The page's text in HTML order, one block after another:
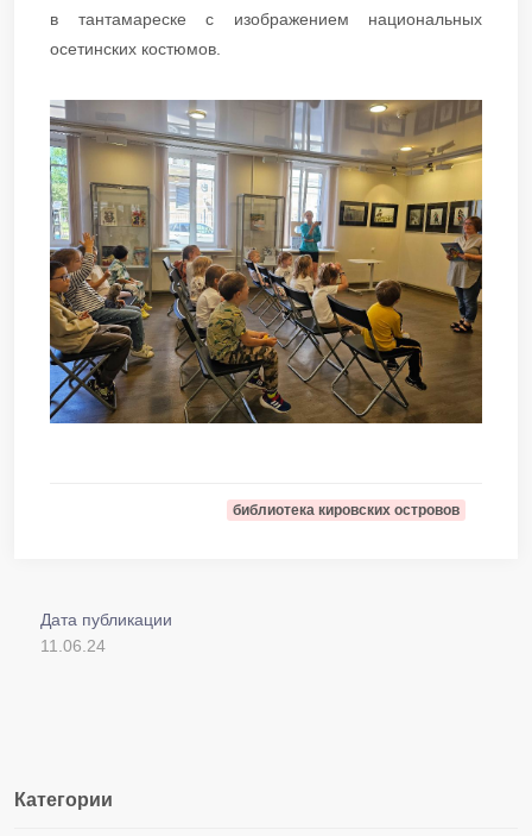
в тантамареске с изображением национальных
осетинских костюмов.
библиотека кировских островов
Дата публикации
11.06.24
Категории